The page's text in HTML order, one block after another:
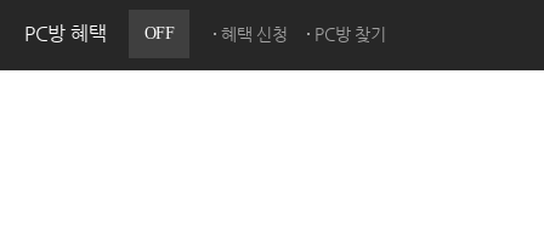
PC방 혜택 OFF 혜택 신청 PC방 찾기